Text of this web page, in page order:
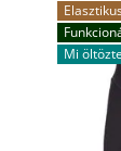
Mi